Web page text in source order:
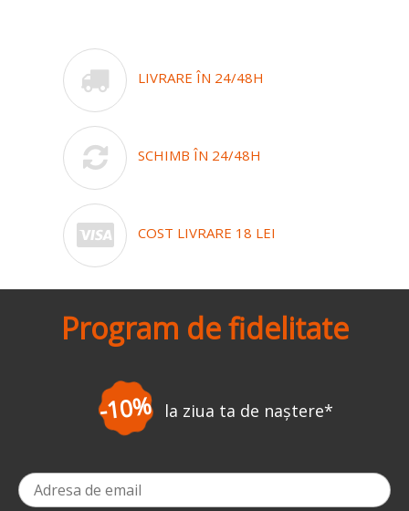
LIVRARE ÎN 24/48H
SCHIMB ÎN 24/48H
COST LIVRARE 18 LEI
Program de fidelitate
-10% la ziua ta de naștere*